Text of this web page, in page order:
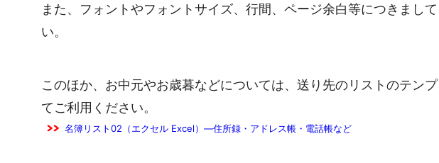
また、フォントやフォントサイズ、行間、ページ余白等につきまし
い。
このほか、お中元やお歳暮などについては、送り先のリストのテン
てご利用ください。
名簿リスト02（エクセル Excel）―住所録・アドレス帳・電話帳など